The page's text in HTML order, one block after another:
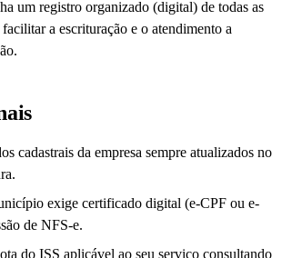
um registro organizado (digital) de todas as
a escrituração e o atendimento a
cadastrais da empresa sempre atualizados no
exige certificado digital (e-CPF ou e-
de NFS-e.
do ISS aplicável ao seu serviço consultando